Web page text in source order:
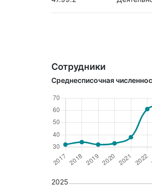
Сотрудники
Среднесписочная
2025